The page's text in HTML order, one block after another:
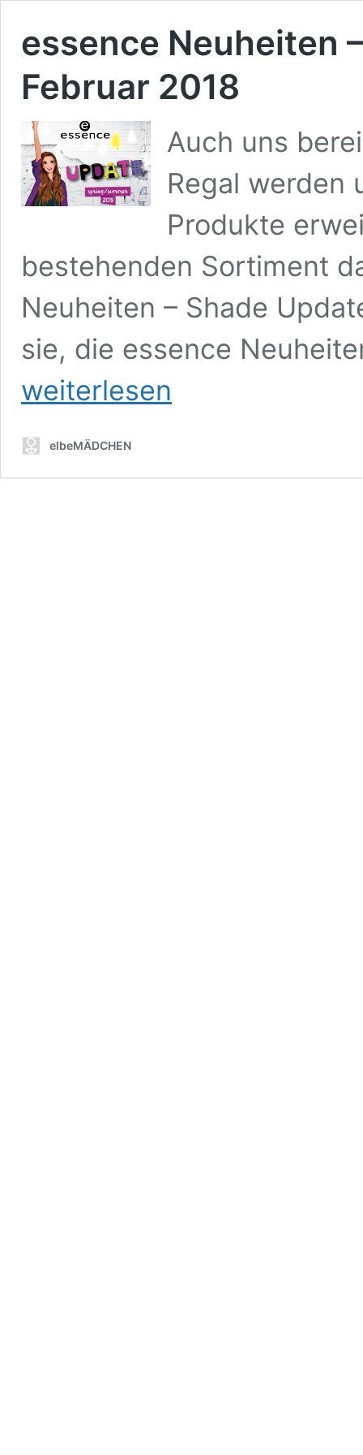
essence Neuheiten
Februar 2018
Auch uns
Regal werden
Produkte
bestehenden Sortiment
Neuheiten – Shade
sie, die essence
weiterlesen
elbeMÄDCHEN